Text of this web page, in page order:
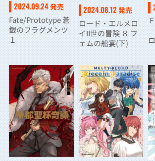
2024.09.24発売
Fate/Prototype 蒼
銀のフラグメンツ
１
2024.08.12発売
ロード・エルメロ
イII世の冒険 ８ フ
ェムの船宴(下)